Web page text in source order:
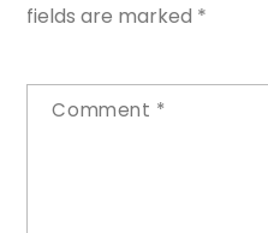
fields are marked *
Comment *